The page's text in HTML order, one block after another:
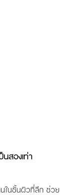
สองเท่า
ในชั้นผิวที่ลึก ช่วย